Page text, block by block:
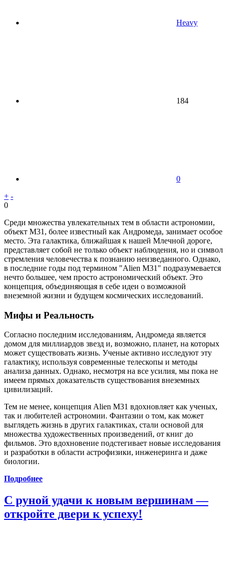
Heavy
184
0
+ -
0
Среди множества увлекательных тем в области астрономии,
объект M31, более известный как Андромеда, занимает особое
место. Эта галактика, ближайшая к нашей Млечной дороге,
представляет собой не только объект наблюдения, но и символ
стремления человечества к познанию неизведанного. Однако,
в последние годы под термином "Alien M31" подразумевается
нечто большее, чем просто астрономический объект. Это
концепция, объединяющая в себе идеи о возможной
внеземной жизни и будущем космических исследований.
Мифы и Реальность
Согласно последним исследованиям, Андромеда является
домом для миллиардов звезд и, возможно, планет, на которых
может существовать жизнь. Ученые активно исследуют эту
галактику, используя современные телескопы и методы
анализа данных. Однако, несмотря на все усилия, мы пока не
имеем прямых доказательств существования внеземных
цивилизаций.
Тем не менее, концепция Alien M31 вдохновляет как ученых,
так и любителей астрономии. Фантазии о том, как может
выглядеть жизнь в других галактиках, стали основой для
множества художественных произведений, от книг до
фильмов. Это вдохновение подстегивает новые исследования
и разработки в области астрофизики, инженеринга и даже
биологии.
Подробнее
С руной удачи к новым вершинам —
откройте двери к успеху!